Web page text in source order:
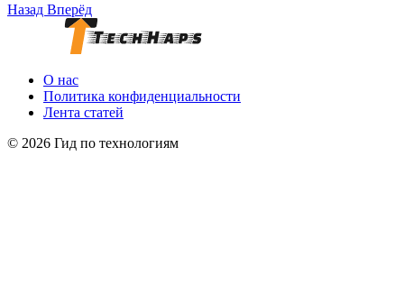
Назад Вперёд
О нас
Политика конфиденциальности
Лента статей
© 2026 Гид по технологиям